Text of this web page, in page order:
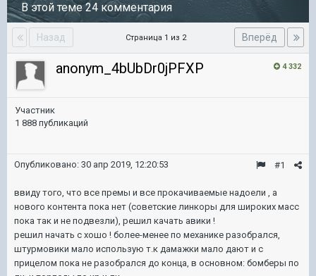
В этой теме 24 комментария
Назад Вперёд
Страница 1 из 2
4 332
anonym_4bUbDr0jPFXP
Участник
1 888 публикаций
#1
Опубликовано: 30 апр 2019, 12:20:53
ввиду того, что все премы и все прокачиваемые надоели , а
нового контента пока нет (советские линкоры для широких масс
пока так и не подвезли), решил качать авики !
решил начать с хошо ! более-менее по механике разобрался,
штурмовики мало использую т.к дамажки мало дают и с
прицелом пока не разобрался до конца, в основном: бомберы по